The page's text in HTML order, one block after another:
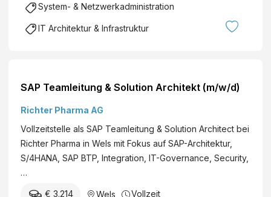
a
e
A
r
c
h
w
L
e
h
n
System- & Netzwerkadministration
IT Architektur & Infrastruktur
SAP Teamleitung & Solution Architekt (m/w/d)
Richter Pharma AG
Vollzeitstelle als SAP Teamleitung & Solution Architect bei
Richter Pharma in Wels mit Fokus auf SAP-Architektur,
S/4HANA, SAP BTP, Integration, IT-Governance, Security,
…
€ 3.214 Wels Vollzeit